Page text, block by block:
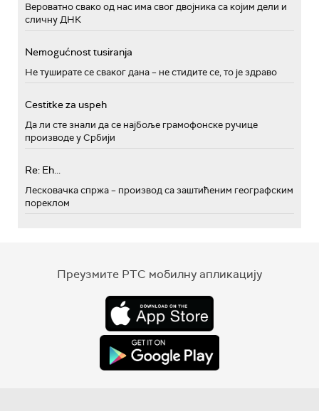
Вероватно свако од нас има свог двојника са којим дели и
сличну ДНК
Nemogućnost tusiranja
Не туширате се сваког дана – не стидите се, то је здраво
Cestitke za uspeh
Да ли сте знали да се најбоље грамофонске ручице
производе у Србији
Re: Eh...
Лесковачка спржа – производ са заштићеним географским
пореклом
Преузмите РТС мобилну апликацију